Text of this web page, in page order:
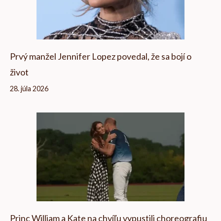
Prvý manžel Jennifer Lopez povedal, že sa bojí o
život
28. júla 2026
Princ William a Kate na chvíľu vypustili choreografiu